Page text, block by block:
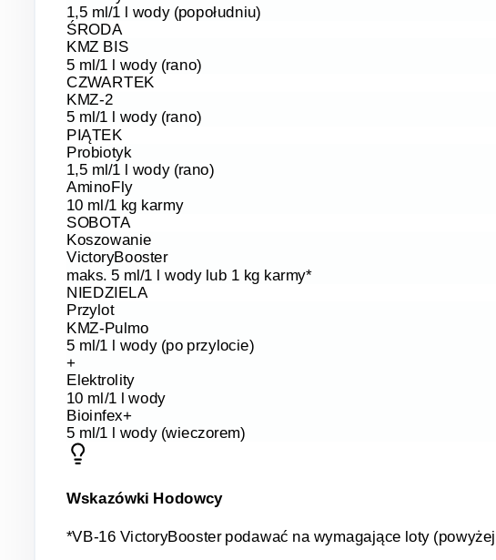
1,5 ml/1 l wody (popołudniu)
ŚRODA
KMZ BIS
5 ml/1 l wody (rano)
CZWARTEK
KMZ-2
5 ml/1 l wody (rano)
PIĄTEK
Probiotyk
1,5 ml/1 l wody (rano)
AminoFly
10 ml/1 kg karmy
SOBOTA
Koszowanie
VictoryBooster
maks. 5 ml/1 l wody lub 1 kg karmy*
NIEDZIELA
Przylot
KMZ-Pulmo
5 ml/1 l wody (po przylocie)
+
Elektrolity
10 ml/1 l wody
Bioinfex+
5 ml/1 l wody (wieczorem)
Wskazówki Hodowcy
*VB-16 VictoryBooster podawać na wymagające loty